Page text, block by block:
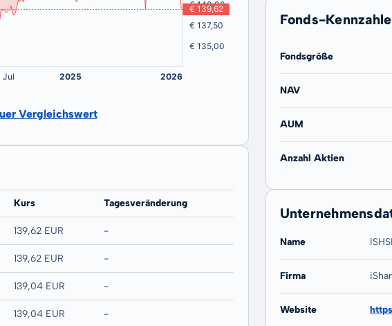
Vergleichswert
Kurs Tagesveränderung
139,62 EUR -
139,62 EUR -
139,04 EUR -
139,04 EUR -
Fonds-
Fondsgröße
NAV
AUM
Anzahl Aktien
Name
Firma
Website